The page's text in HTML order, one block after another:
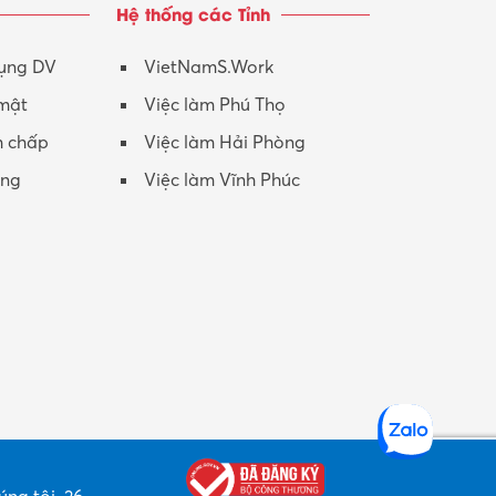
Nhân viên CSKH
Phục vụ khác
Promotion Girl (PG)
DV
chấp
Hệ thống các Tỉnh
VietNamS.Work
Việc làm Phú Thọ
Việc làm Hải Phòng
Việc làm Vĩnh Phúc